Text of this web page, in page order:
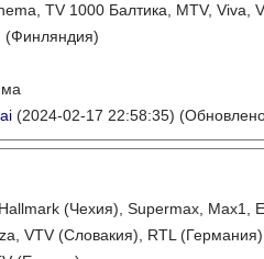
TV 1000 Балтика, MTV,
(Финляндия)
(2024-02-17 22:58:35)
(Чехия), Supermax, Max1,
VTV (Словакия), RTL